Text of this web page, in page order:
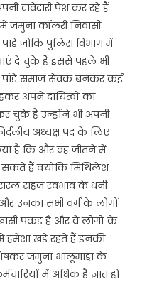
दावेदारी पेश कर रहे हैं
जमुना कॉलरी निवासी
जोकि पुलिस विभाग में
दे चुके हैं इससे पहले भी
पांडे समाज सेवक बनकर कई
अपने दायित्वों का
चुके हैं उन्होंने भी अपनी
अध्यक्ष पद के लिए
है कि और वह जीतने में
हैं क्योंकि मिथिलेश
सरल सहज स्वभाव के धनी
उनका सभी वर्ग के लोगों
पकड़ है और वे लोगों के
खड़े रहते हैं इनकी
जमुना भालूमाडा़ के
में अधिक है ज्ञात हो